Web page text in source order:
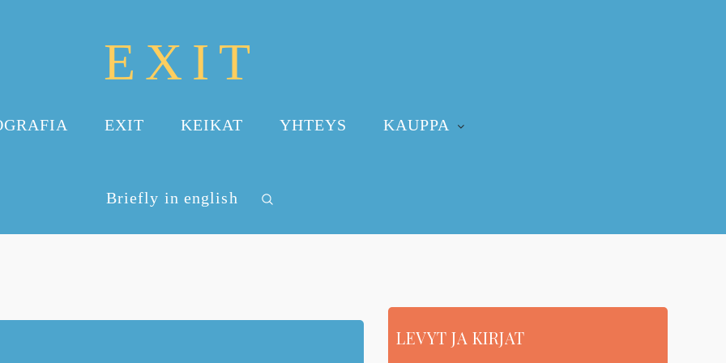
EXIT
EXIT KEIKAT YHTEYS KAUPPA
Briefly in english
LEVYT JA KIRJAT